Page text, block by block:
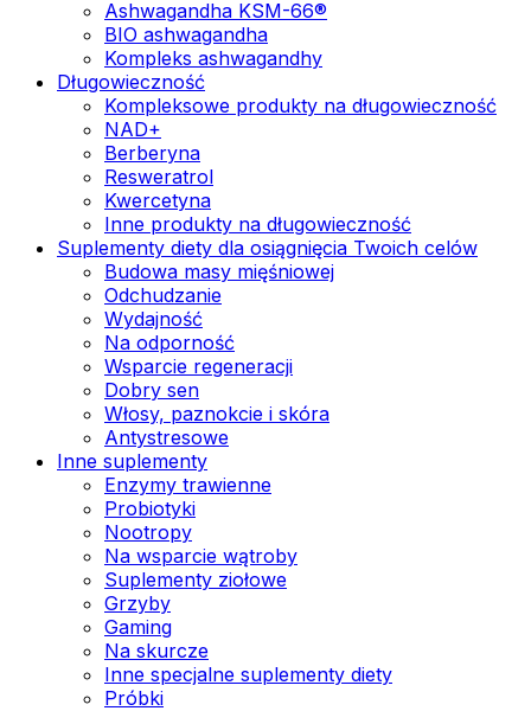
Ashwagandha KSM-66®
BIO ashwagandha
Kompleks ashwagandhy
Długowieczność
Kompleksowe produkty na długowieczność
NAD+
Berberyna
Resweratrol
Kwercetyna
Inne produkty na długowieczność
Suplementy diety dla osiągnięcia Twoich celów
Budowa masy mięśniowej
Odchudzanie
Wydajność
Na odporność
Wsparcie regeneracji
Dobry sen
Włosy, paznokcie i skóra
Antystresowe
Inne suplementy
Enzymy trawienne
Probiotyki
Nootropy
Na wsparcie wątroby
Suplementy ziołowe
Grzyby
Gaming
Na skurcze
Inne specjalne suplementy diety
Próbki